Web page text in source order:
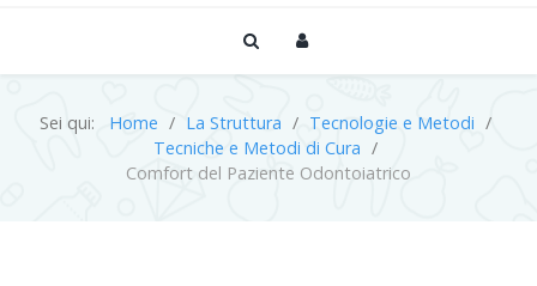
Sei qui: Home La Struttura
Tecnologie e Metodi
Tecniche e Metodi di Cura
Comfort del Paziente Odontoiatrico